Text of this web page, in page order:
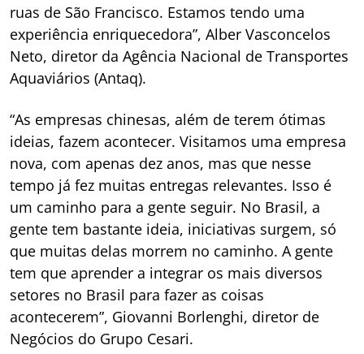
ruas de São Francisco. Estamos tendo uma
experiência enriquecedora”, Alber Vasconcelos
Neto, diretor da Agência Nacional de Transportes
Aquaviários (Antaq).
“As empresas chinesas, além de terem ótimas
ideias, fazem acontecer. Visitamos uma empresa
nova, com apenas dez anos, mas que nesse
tempo já fez muitas entregas relevantes. Isso é
um caminho para a gente seguir. No Brasil, a
gente tem bastante ideia, iniciativas surgem, só
que muitas delas morrem no caminho. A gente
tem que aprender a integrar os mais diversos
setores no Brasil para fazer as coisas
acontecerem”, Giovanni Borlenghi, diretor de
Negócios do Grupo Cesari.